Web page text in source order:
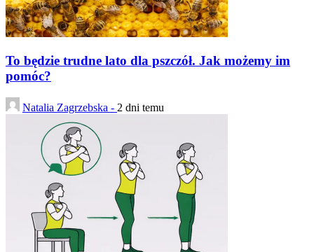
To będzie trudne lato dla pszczół. Jak możemy im
pomóc?
Natalia Zagrzebska - 2 dni temu